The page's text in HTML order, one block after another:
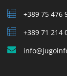
+389 75 476
+389 71 214